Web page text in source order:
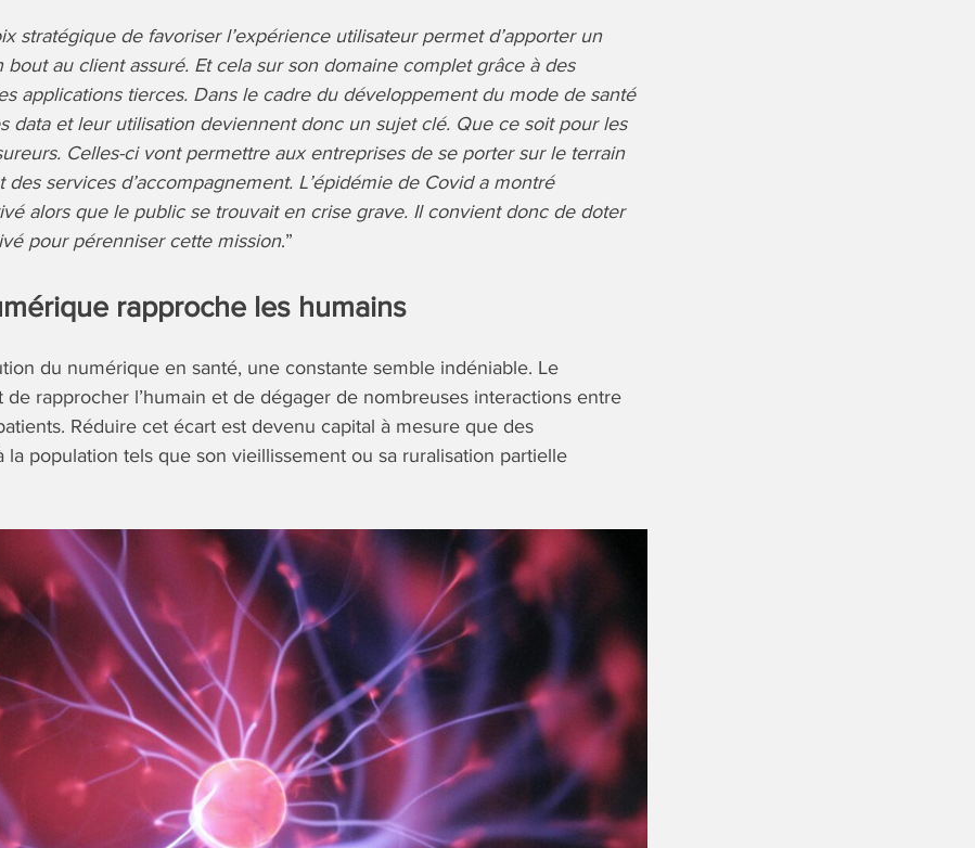
stratégique de favoriser l’expérience utilisateur permet d’apporter un
au client assuré. Et cela sur son domaine complet grâce à des
applications tierces. Dans le cadre du développement du mode de santé
data et leur utilisation deviennent donc un sujet clé. Que ce soit pour les
Celles-ci vont permettre aux entreprises de se porter sur le terrain
services d’accompagnement. L’épidémie de Covid a montré
alors que le public se trouvait en crise grave. Il convient donc de doter
pour pérenniser cette mission.”
rapproche les humains
du numérique en santé, une constante semble indéniable. Le
rapprocher l’humain et de dégager de nombreuses interactions entre
Réduire cet écart est devenu capital à mesure que des
la population tels que son vieillissement ou sa ruralisation partielle